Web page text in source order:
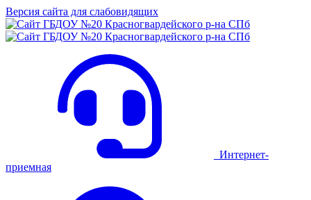
Версия сайта для слабовидящих
Интернет-
приемная